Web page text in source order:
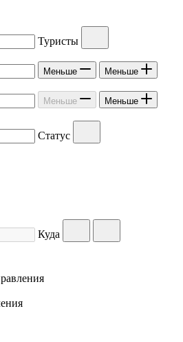
Туристы
Меньше Меньше
Меньше Меньше
Статус
Куда